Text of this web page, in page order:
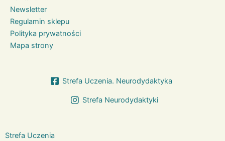
Newsletter
Regulamin sklepu
Polityka prywatności
Mapa strony
Strefa Uczenia. Neurodydaktyka
Strefa Neurodydaktyki
Strefa Uczenia